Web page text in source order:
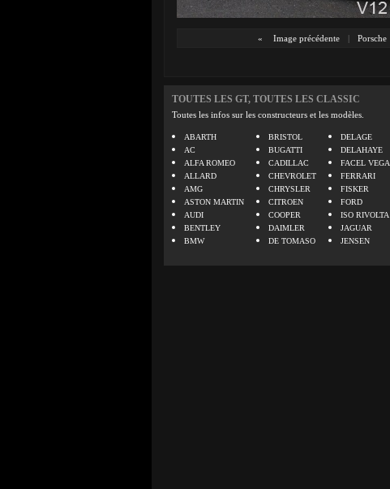
« Image précédente | Porsche
TOUTES LES GT, TOUTES LES CLASSIC
Toutes les infos sur les constructeurs et les modèles.
ABARTH
AC
ALFA ROMEO
ALLARD
AMG
ASTON MARTIN
AUDI
BENTLEY
BMW
BRISTOL
BUGATTI
CADILLAC
CHEVROLET
CHRYSLER
CITROEN
COOPER
DAIMLER
DE TOMASO
DELAGE
DELAHAYE
FACEL VEGA
FERRARI
FISKER
FORD
ISO RIVOLTA
JAGUAR
JENSEN